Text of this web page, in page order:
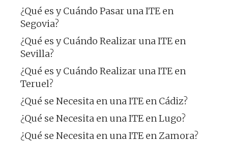
¿Qué es y Cuándo Pasar una ITE en
Segovia?
¿Qué es y Cuándo Realizar una ITE en
Sevilla?
¿Qué es y Cuándo Realizar una ITE en
Teruel?
¿Qué se Necesita en una ITE en Cádiz?
¿Qué se Necesita en una ITE en Lugo?
¿Qué se Necesita en una ITE en Zamora?